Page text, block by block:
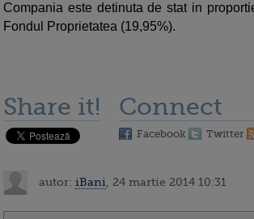
Compania este detinuta de stat in
Fondul Proprietatea (19,95%).
Share it! Connect
Facebook Twitter
autor: iBani , 24 martie 2014 10:31